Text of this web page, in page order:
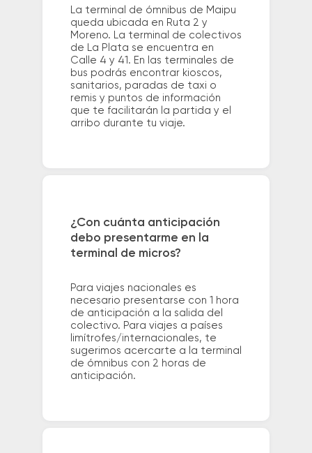
La terminal de ómnibus de Maipu
queda ubicada en Ruta 2 y
Moreno. La terminal de colectivos
de La Plata se encuentra en
Calle 4 y 41. En las terminales de
bus podrás encontrar kioscos,
sanitarios, paradas de taxi o
remis y puntos de información
que te facilitarán la partida y el
arribo durante tu viaje.
¿Con cuánta anticipación
debo presentarme en la
terminal de micros?
Para viajes nacionales es
necesario presentarse con 1 hora
de anticipación a la salida del
colectivo. Para viajes a países
limítrofes/internacionales, te
sugerimos acercarte a la terminal
de ómnibus con 2 horas de
anticipación.